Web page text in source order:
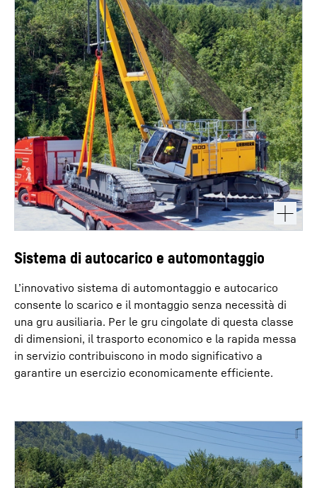
Sistema di autocarico e automontaggio
L’innovativo sistema di automontaggio e autocarico
consente lo scarico e il montaggio senza necessità di
una gru ausiliaria. Per le gru cingolate di questa classe
di dimensioni, il trasporto economico e la rapida messa
in servizio contribuiscono in modo significativo a
garantire un esercizio economicamente efficiente.